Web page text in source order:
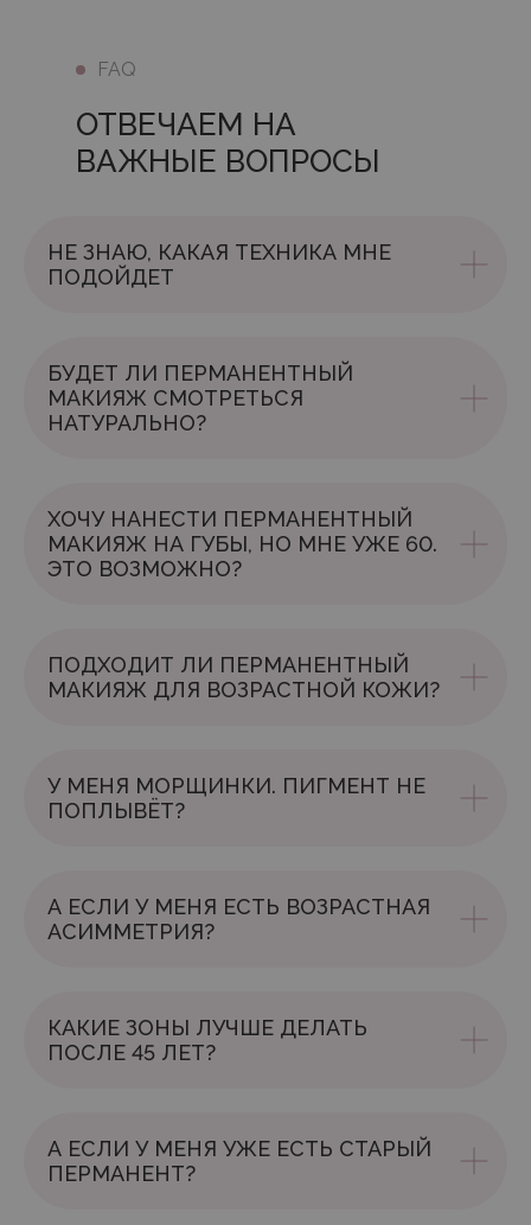
ОТВЕЧАЕМ НА
ВАЖНЫЕ ВОПРОСЫ
FAQ
НЕ ЗНАЮ, КАКАЯ ТЕХНИКА МНЕ
ПОДОЙДЕТ
БУДЕТ ЛИ ПЕРМАНЕНТНЫЙ
МАКИЯЖ СМОТРЕТЬСЯ
НАТУРАЛЬНО?
ХОЧУ НАНЕСТИ ПЕРМАНЕНТНЫЙ
МАКИЯЖ НА ГУБЫ, НО МНЕ УЖЕ 60.
ЭТО ВОЗМОЖНО?
ПОДХОДИТ ЛИ ПЕРМАНЕНТНЫЙ
МАКИЯЖ ДЛЯ ВОЗРАСТНОЙ КОЖИ?
У МЕНЯ МОРЩИНКИ. ПИГМЕНТ НЕ
ПОПЛЫВЁТ?
А ЕСЛИ У МЕНЯ ЕСТЬ ВОЗРАСТНАЯ
АСИММЕТРИЯ?
КАКИЕ ЗОНЫ ЛУЧШЕ ДЕЛАТЬ
ПОСЛЕ 45 ЛЕТ?
А ЕСЛИ У МЕНЯ УЖЕ ЕСТЬ СТАРЫЙ
ПЕРМАНЕНТ?